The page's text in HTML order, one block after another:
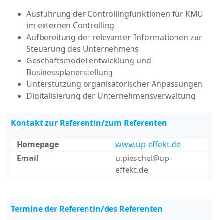
Ausführung der Controllingfunktionen für KMU
im externen Controlling
Aufbereitung der relevanten Informationen zur
Steuerung des Unternehmens
Geschäftsmodellentwicklung und
Businessplanerstellung
Unterstützung organisatorischer Anpassungen
Digitalisierung der Unternehmensverwaltung
Kontakt zur Referentin/zum Referenten
Homepage
www.up-effekt.de
Email
u.pieschel@up-
effekt.de
Termine der Referentin/des Referenten